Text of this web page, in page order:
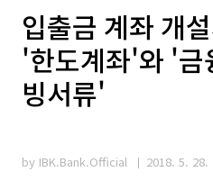
입출금 계좌 개
'한도계좌'와 '금
빙서류'
by IBK.Bank.Official 2018. 5. 28.